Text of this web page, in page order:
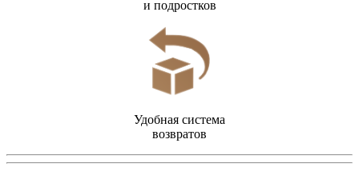
и подростков
Удобная система
возвратов